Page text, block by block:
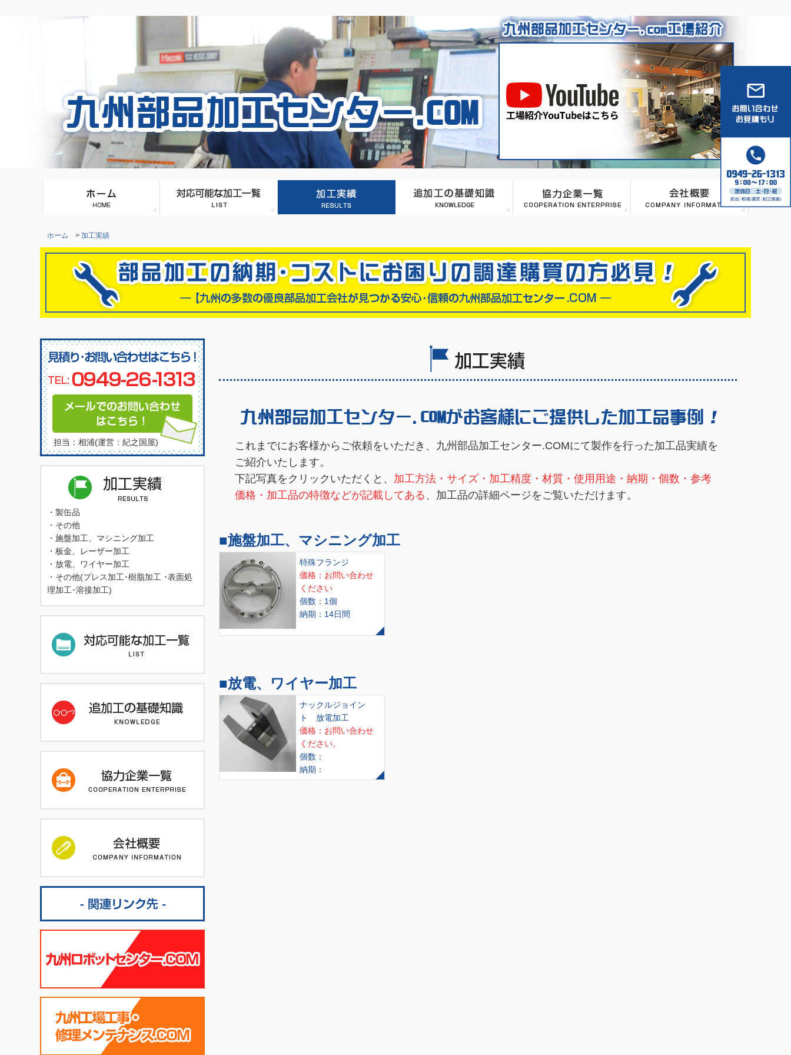
ホーム >加工実績
これまでにお客様からご依頼をいただき、九州部品加工センター.COMにて製作を行った加工品実績を
ご紹介いたします。
下記写真をクリックいただくと、 加工方法・サイズ・加工精度・材質・使用用途・納期・個数・参考
価格・加工品の特徴などが記載してある 、加工品の詳細ページをご覧いただけます。
■施盤加工、マシニング加工
特殊フランジ
価格：お問い合わせ
ください
個数：1個
納期：14日間
■放電、ワイヤー加工
ナックルジョイン
ト 放電加工
価格：お問い合わせ
ください。
個数：
納期：
担当：相浦(運営：紀之国屋)
・ 製缶品
・ その他
・ 施盤加工、マシニング加工
・ 板金、レーザー加工
・ 放電、ワイヤー加工
・ その他(プレス加工･樹脂加工 ･表面処
理加工･溶接加工)